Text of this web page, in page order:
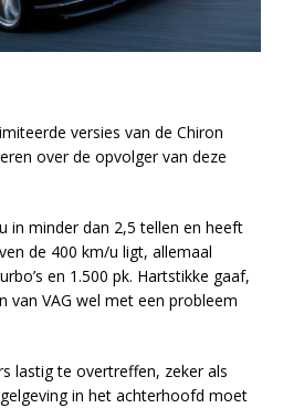
versies van de Chiron
over de opvolger van deze
in minder dan 2,5 tellen en heeft
de 400 km/u ligt, allemaal
en 1.500 pk. Hartstikke gaaf,
van VAG wel met een probleem
lastig te overtreffen, zeker als
in het achterhoofd moet